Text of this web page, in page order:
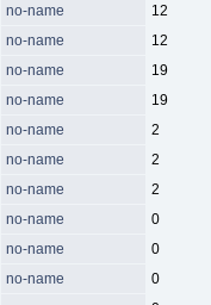
no-name 12
no-name 12
no-name 19
no-name 19
no-name 2
no-name 2
no-name 2
no-name 0
no-name 0
no-name 0